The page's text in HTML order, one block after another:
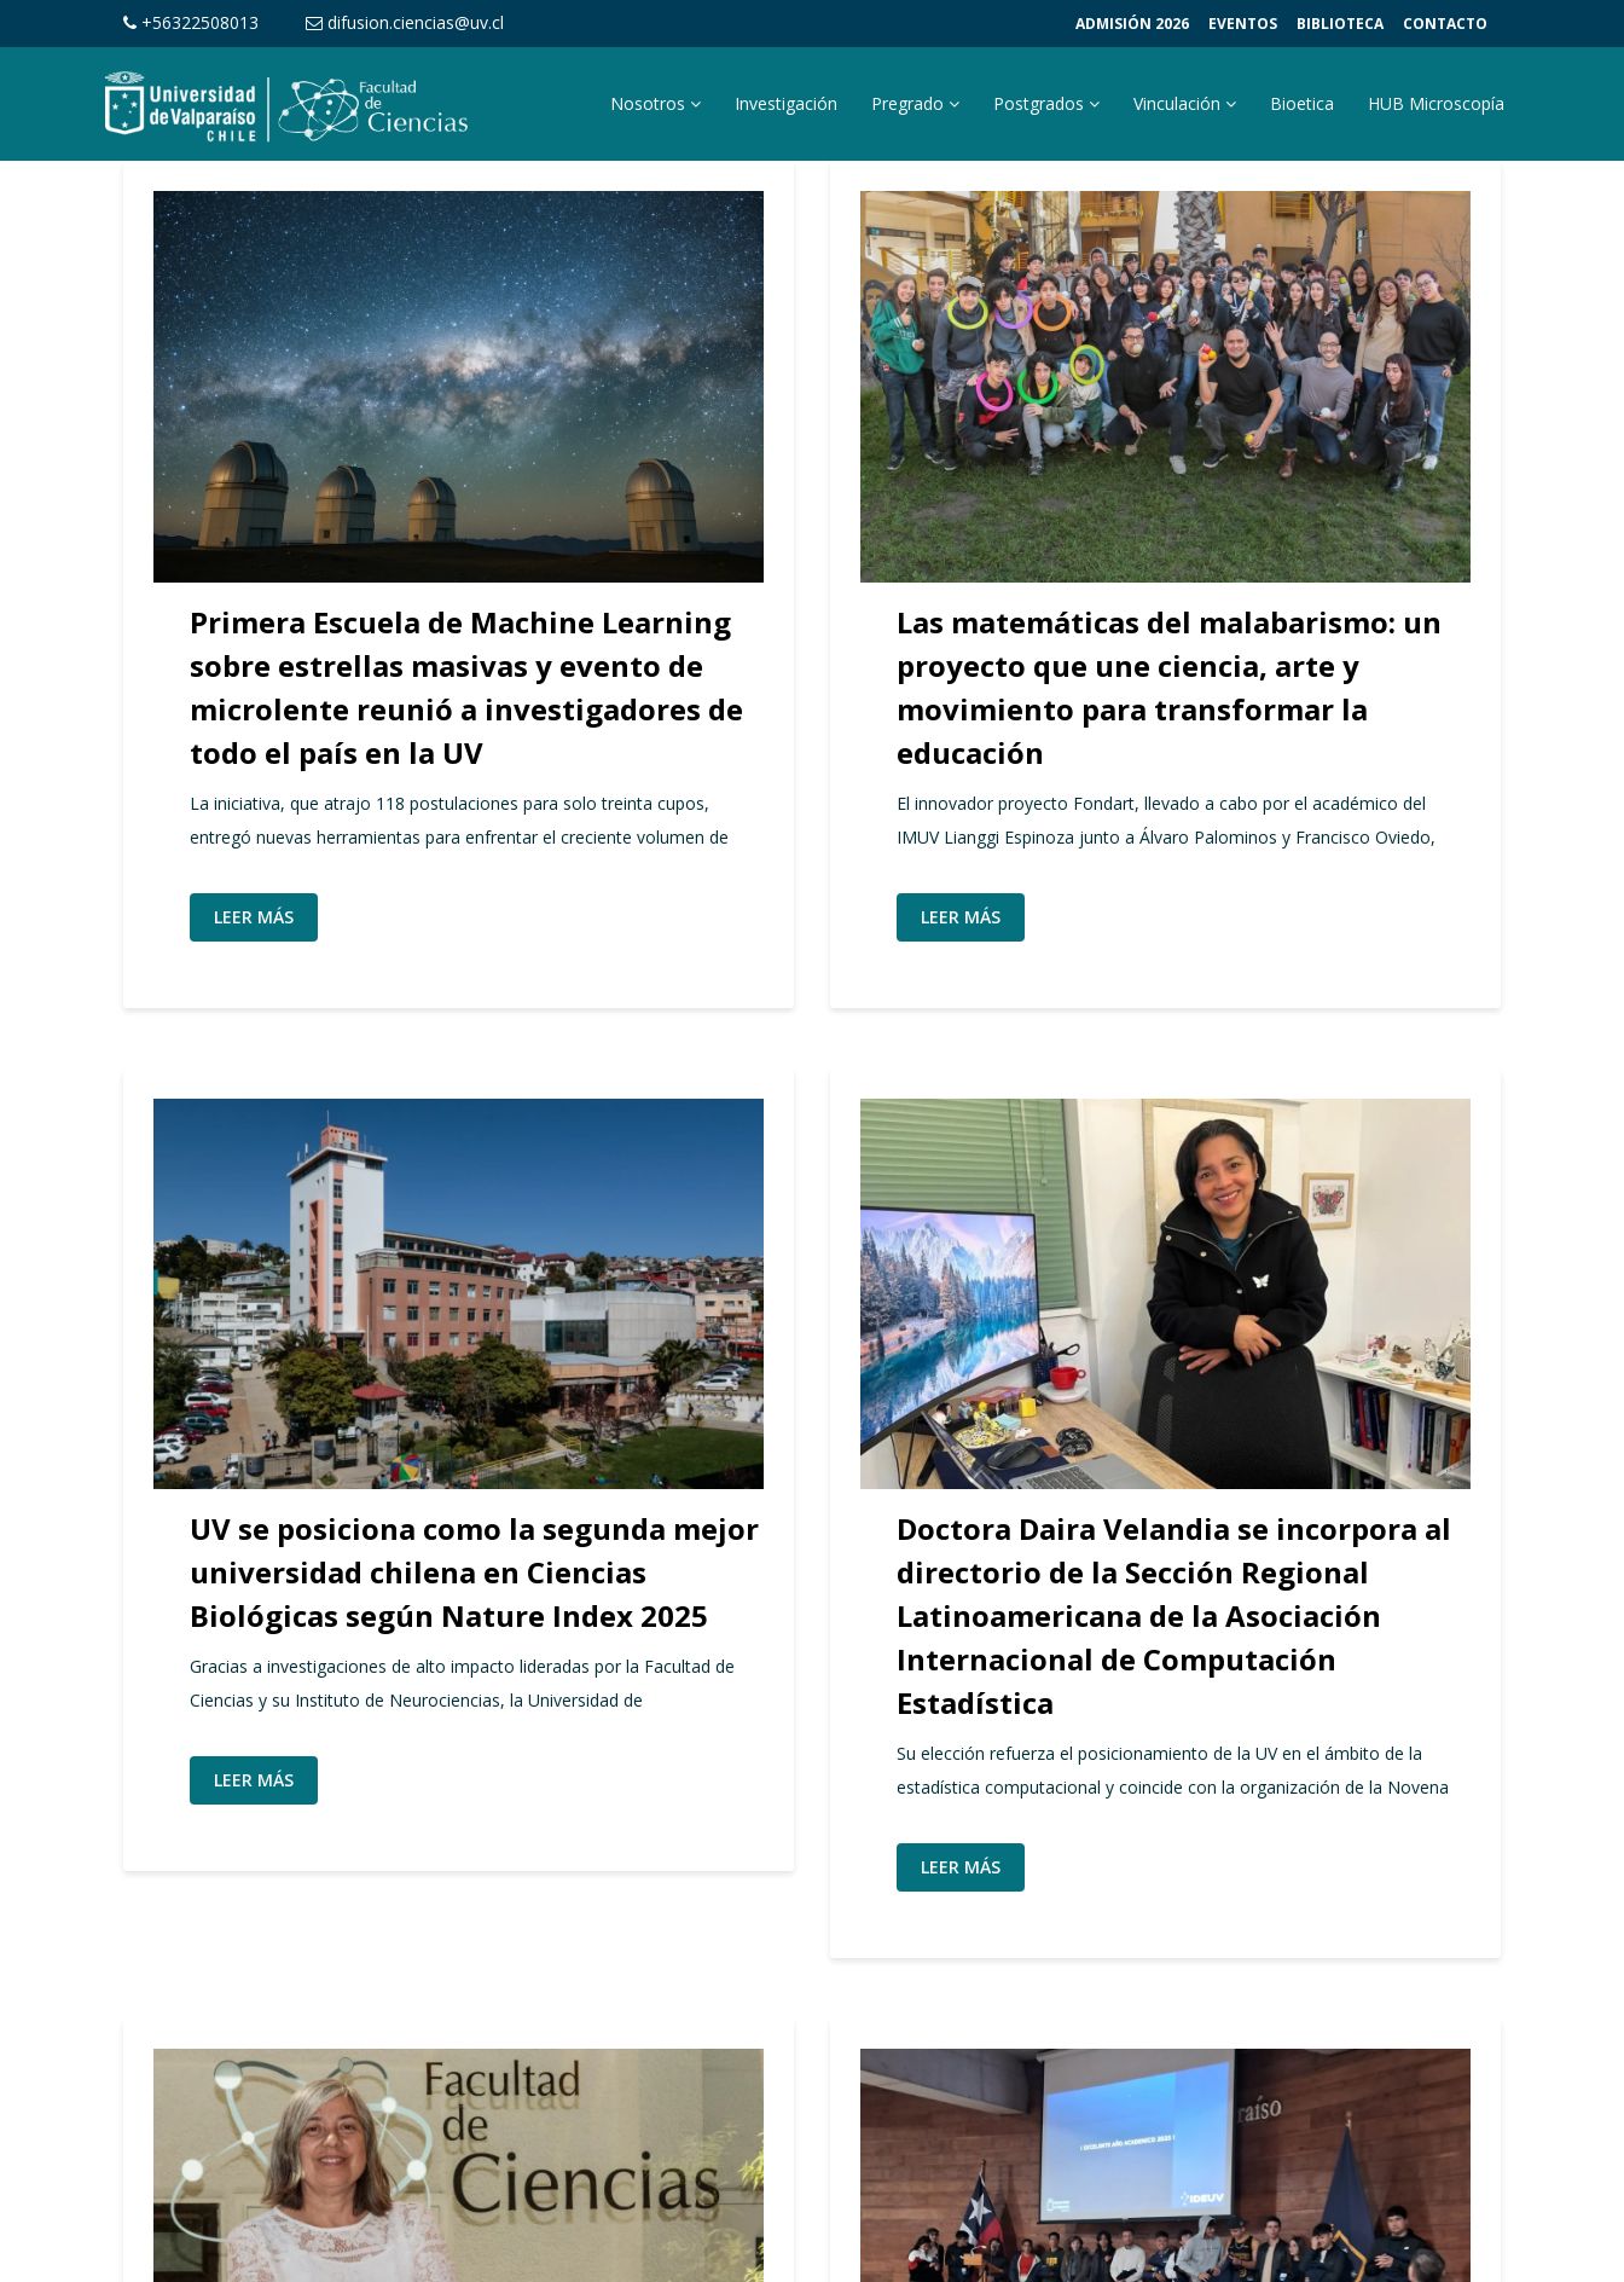
+56322508013 difusion.ciencias@uv.cl ADMISIÓN 2026 EVENTOS BIBLIOTECA CONTACTO
Nosotros Investigación Pregrado Postgrados Vinculación Bioetica HUB Microscopía
Primera Escuela de Machine Learning
sobre estrellas masivas y evento de
microlente reunió a investigadores de
todo el país en la UV
La iniciativa, que atrajo 118 postulaciones para solo treinta cupos,
entregó nuevas herramientas para enfrentar el creciente volumen de
LEER MÁS
Las matemáticas del malabarismo: un
proyecto que une ciencia, arte y
movimiento para transformar la
educación
El innovador proyecto Fondart, llevado a cabo por el académico del
IMUV Lianggi Espinoza junto a Álvaro Palominos y Francisco Oviedo,
LEER MÁS
UV se posiciona como la segunda mejor
universidad chilena en Ciencias
Biológicas según Nature Index 2025
Gracias a investigaciones de alto impacto lideradas por la Facultad de
Ciencias y su Instituto de Neurociencias, la Universidad de
LEER MÁS
Doctora Daira Velandia se incorpora al
directorio de la Sección Regional
Latinoamericana de la Asociación
Internacional de Computación
Estadística
Su elección refuerza el posicionamiento de la UV en el ámbito de la
estadística computacional y coincide con la organización de la Novena
LEER MÁS